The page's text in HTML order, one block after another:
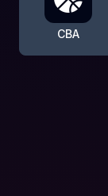
CBA